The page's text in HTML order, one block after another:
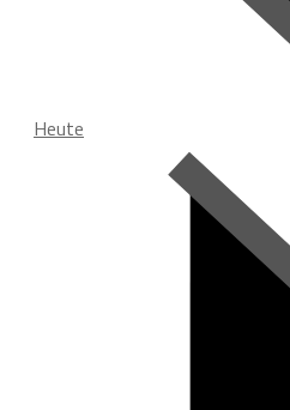
Heute